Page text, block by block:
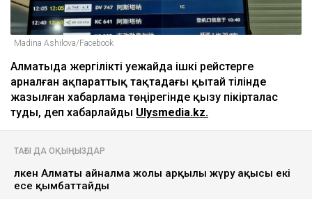
Madina Ashilova/Facebook
Алматыда жергілікті әуежайда ішкі рейстерге
арналған ақпараттық тақтадағы қытай тілінде
жазылған хабарлама төңірегінде қызу пікірталас
туды, деп хабарлайды Ulysmedia.kz.
ТАҒЫ ДА ОҚЫҢЫЗДАР
Үлкен Алматы айналма жолы арқылы жүру ақысы екі
есе қымбаттайды